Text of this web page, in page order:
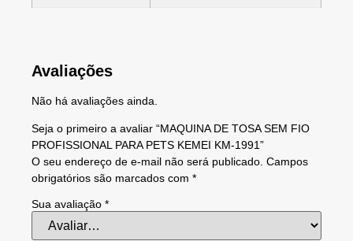
Avaliações
Não há avaliações ainda.
Seja o primeiro a avaliar “MAQUINA DE TOSA SEM FIO
PROFISSIONAL PARA PETS KEMEI KM-1991”
O seu endereço de e-mail não será publicado. Campos
obrigatórios são marcados com *
Sua avaliação *